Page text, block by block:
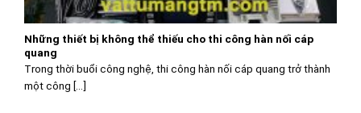
Những thiết bị không thể thiếu cho thi công hàn nối cáp
quang
Trong thời buổi công nghệ, thi công hàn nối cáp quang trở thành
một công [...]